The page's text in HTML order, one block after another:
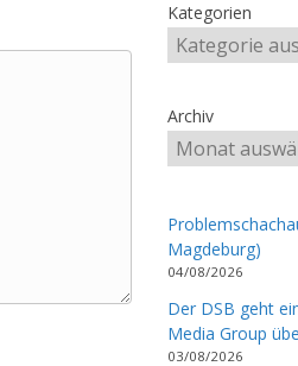
Kategorien
Archiv
Magdeburg)
04/08/2026
Der DSB geht
Media Group
03/08/2026